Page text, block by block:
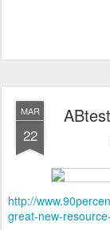
MAR
22
http://
great-new-